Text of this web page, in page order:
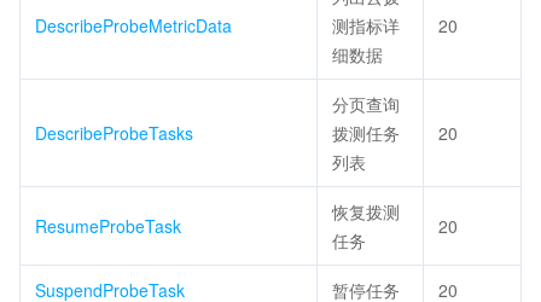
DescribeProbeMetricData
测指标详
细数据
20
DescribeProbeTasks
分页查询
拨测任务
列表
20
ResumeProbeTask
恢复拨测
任务
20
SuspendProbeTask 暂停任务 20